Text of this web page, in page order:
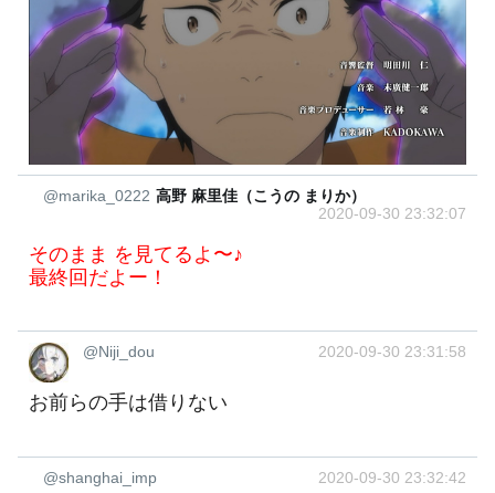
@marika_0222 高野 麻里佳（こうの まりか）
2020-09-30 23:32:07
そのまま を見てるよ〜♪
最終回だよー！
@Niji_dou 2020-09-30 23:31:58
お前らの手は借りない ‍
@shanghai_imp 2020-09-30 23:32:42